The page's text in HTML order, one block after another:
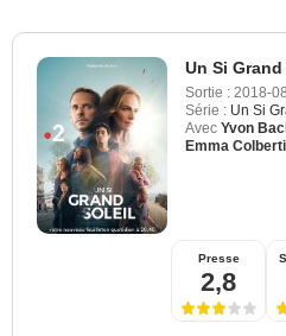
Un Si
Sortie : 2018-
Série : Un Si
Avec Yvon
Emma Colberti
Presse
2,8